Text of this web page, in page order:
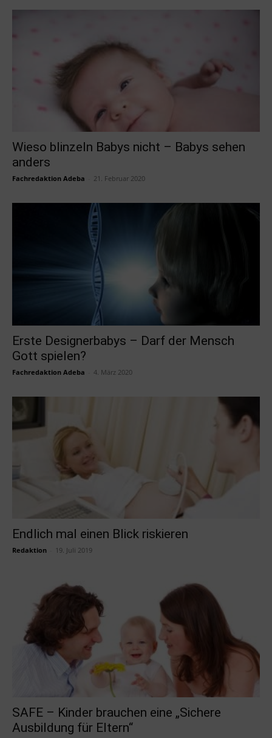
Wieso blinzeln Babys nicht – Babys sehen
anders
Fachredaktion Adeba 21. Februar 2020
Erste Designerbabys – Darf der Mensch
Gott spielen?
Fachredaktion Adeba 4. März 2020
Endlich mal einen Blick riskieren
Redaktion 19. Juli 2019
SAFE – Kinder brauchen eine „Sichere
Ausbildung für Eltern“